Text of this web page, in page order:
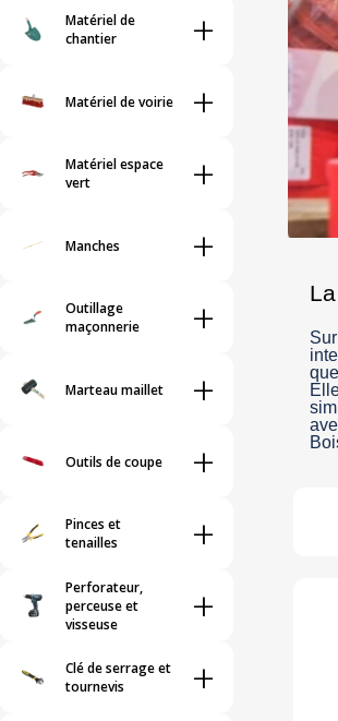
Matériel de
chantier
+
Matériel de voirie +
Matériel espace
vert
+
Manches +
Outillage
maçonnerie
+
Marteau maillet +
Outils de coupe +
Pinces et
tenailles
+
Perforateur,
perceuse et
visseuse
+
Clé de serrage et
tournevis
+